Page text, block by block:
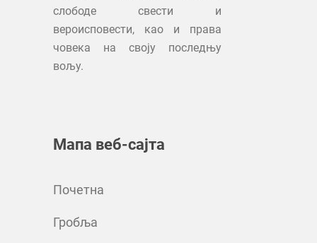
слободе свести и
вероисповести, као и права
човека на своју последњу
вољу.
Мапа веб-сајта
Почетна
Гробља